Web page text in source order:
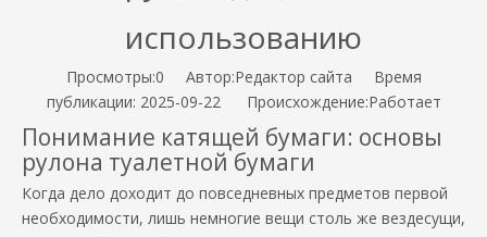
использованию
Просмотры:0 Автор:Pедактор сайта Время
публикации: 2025-09-22 Происхождение:Работает
Понимание катящей бумаги: основы
рулона туалетной бумаги
Когда дело доходит до повседневных предметов первой
необходимости, лишь немногие вещи столь же вездесущи,